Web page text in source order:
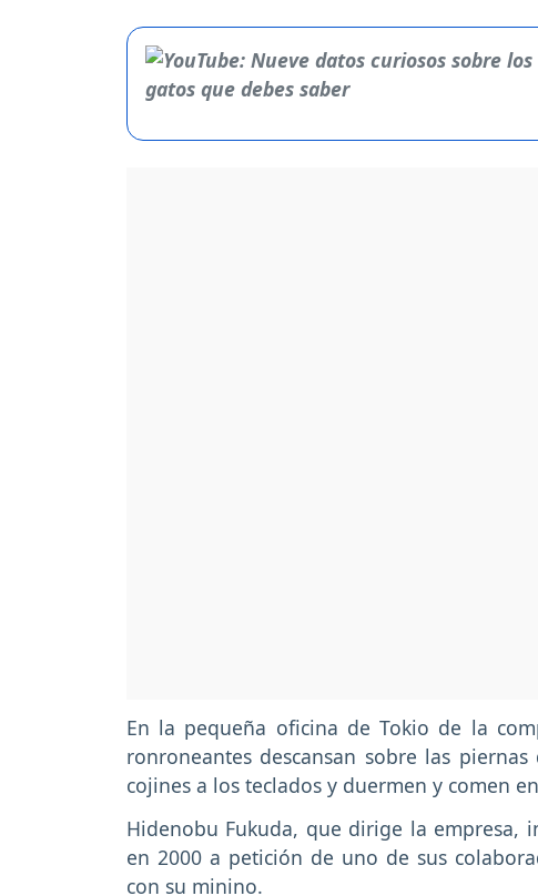
En la pequeña oficina de Tokio de la
ronroneantes descansan sobre las
cojines a los teclados y duermen y comen
Hidenobu Fukuda, que dirige la
en 2000 a petición de uno de sus
con su minino.